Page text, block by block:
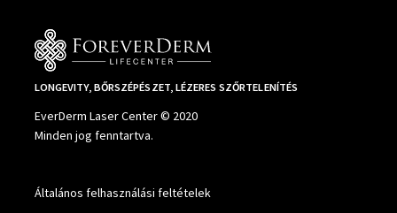
LONGEVITY, BŐRSZÉPÉSZET, LÉZERES SZŐRTELENÍTÉS
EverDerm Laser Center © 2020
Minden jog fenntartva.
Általános felhasználási feltételek